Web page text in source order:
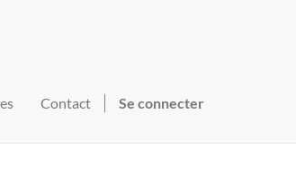
Contact Se connecter